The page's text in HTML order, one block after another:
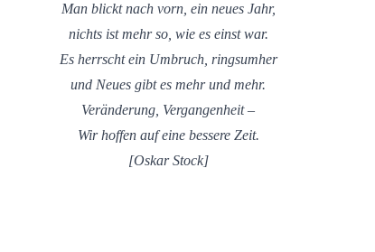
Man blickt nach vorn, ein neues Jahr,
nichts ist mehr so, wie es einst war.
Es herrscht ein Umbruch, ringsumher
und Neues gibt es mehr und mehr.
Veränderung, Vergangenheit –
Wir hoffen auf eine bessere Zeit.
[Oskar Stock]